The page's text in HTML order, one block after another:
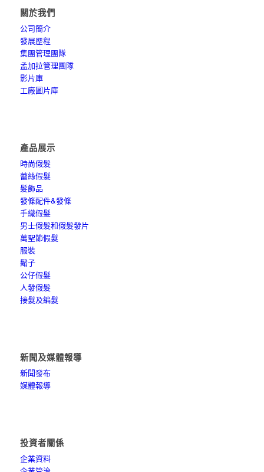
關於我們
公司簡介
發展歷程
集團管理團隊
孟加拉管理團隊
影片庫
工廠圖片庫
產品展示
時尚假髮
蕾絲假髮
髮飾品
發條配件&發條
手織假髮
男士假髮和假髮發片
萬聖節假髮
服裝
鬍子
公仔假髮
人發假髮
接髮及編髮
新聞及媒體報導
新聞發布
媒體報導
投資者關係
企業資料